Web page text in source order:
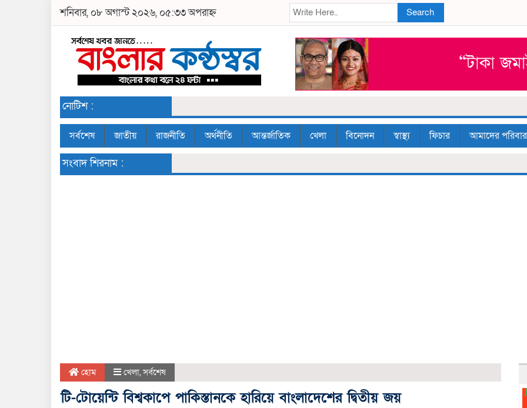
শনিবার, ০৮ অগাস্ট ২০২৬, ০৫:৩৩ অপরাহ্ন Search
নোটিশ :
সর্বশেষ জাতীয় রাজনীতি অর্থনীতি আন্তর্জাতিক খেলা বিনোদন স্বাস্থ্য ফিচার আমাদের পরিবার
সংবাদ শিরনাম :
হোম খেলা,সর্বশেষ
টি-টোয়েন্টি বিশ্বকাপে পাকিস্তানকে হারিয়ে বাংলাদেশের দ্বিতীয় জয়